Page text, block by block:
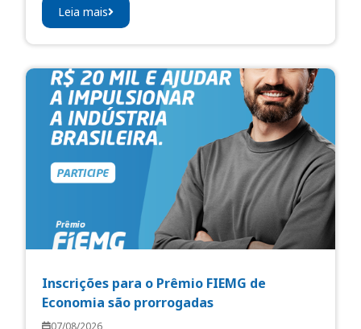
Leia mais
Inscrições para o Prêmio FIEMG de
Economia são prorrogadas